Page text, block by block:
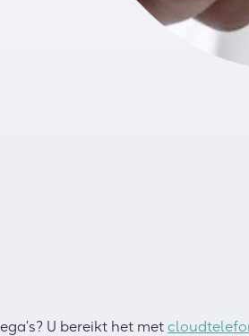
U bereikt het met